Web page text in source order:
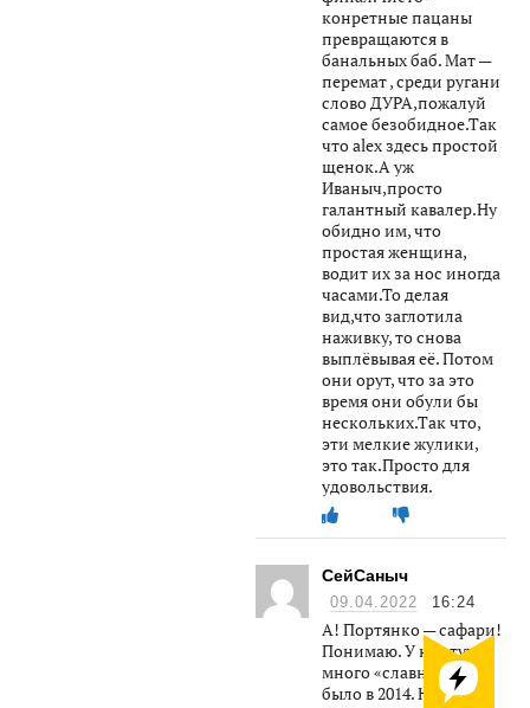
конретные пацаны
превращаются в
банальных баб. Мат —
перемат , среди ругани
слово ДУРА,пожалуй
самое безобидное.Так
что alex здесь простой
щенок.А уж
Иваныч,просто
галантный кавалер.Ну
обидно им, что
простая женщина,
водит их за нос иногда
часами.То делая
вид,что заглотила
наживку, то снова
выплёвывая её. Потом
они орут, что за это
время они обули бы
нескольких.Так что,
эти мелкие жулики,
это так.Просто для
удовольствия.
СейСаныч
09.04.2022 16:24
А! Портянко — сафари!
Понимаю. У нас тут
много «славных охот»
было в 2014. Неохота к